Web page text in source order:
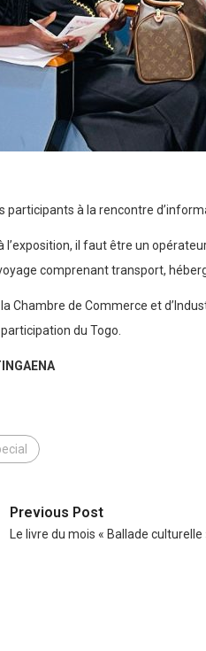
participants à la rencontre
l’exposition, il faut être un
comprenant transport,
la Chambre de Commerce et
participation du Togo.
Previous Post
Le livre du mois « Ballade culturelle